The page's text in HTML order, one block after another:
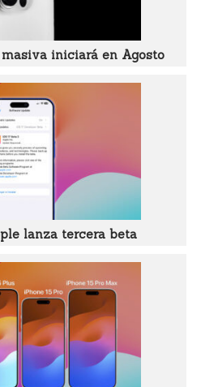
iniciará en Agosto
lanza tercera beta